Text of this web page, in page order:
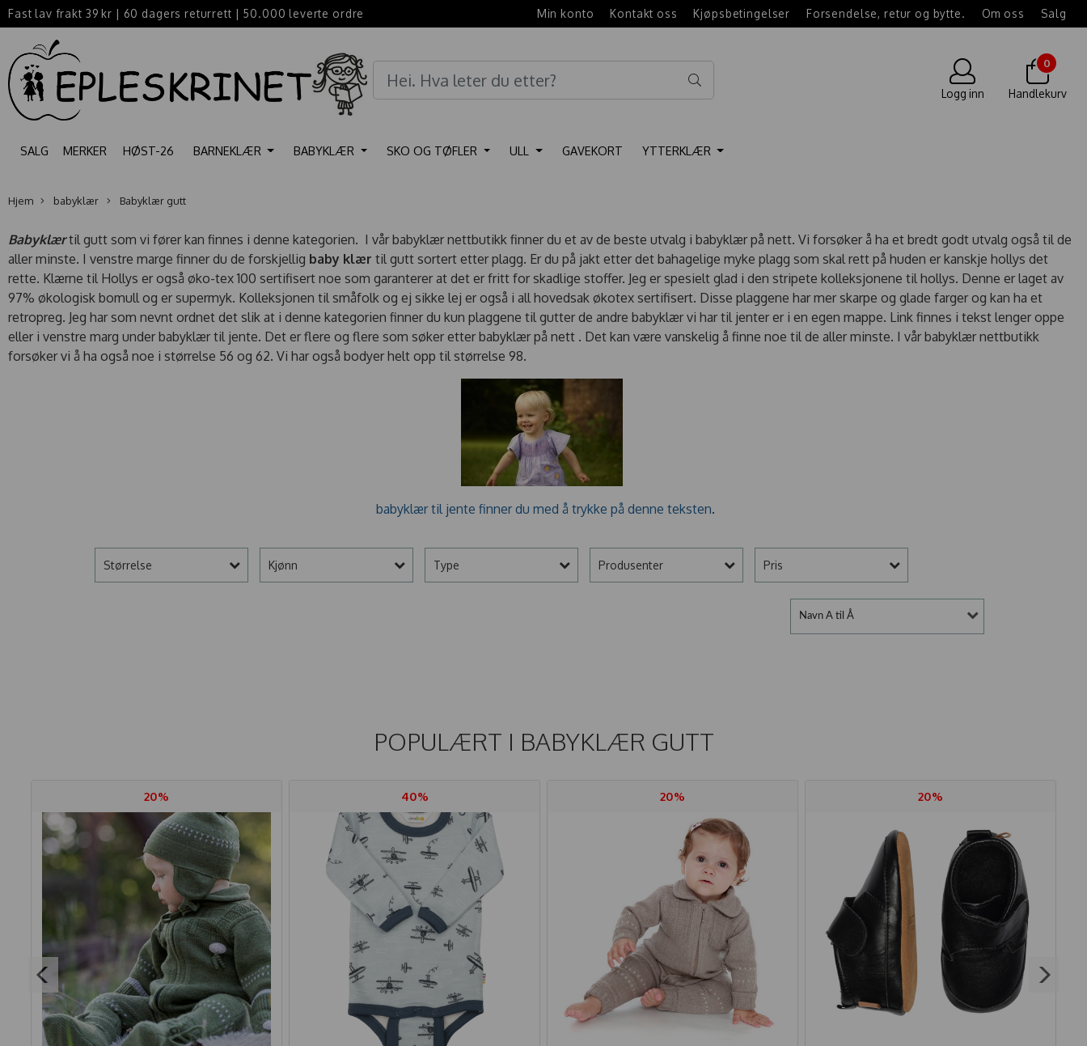
Fast lav frakt 39 kr | 60 dagers returrett | 50.000 leverte ordre Min konto Kontakt oss Kjøpsbetingelser Forsendelse, retur og bytte. Om oss Salg
Logg inn
0
Handlekurv
SALG MERKER HØST-26 BARNEKLÆR BABYKLÆR SKO OG TØFLER ULL GAVEKORT YTTERKLÆR
Hjem babyklær Babyklær gutt
Babyklærtil gutt som vi fører kan finnes i denne kategorien. I vår babyklær nettbutikk finner du et av de beste utvalg i babyklær på nett. Vi forsøker å ha et bredt godt utvalg også til de
aller minste. I venstre marge finner du de forskjellig baby klær til gutt sortert etter plagg. Er du på jakt etter det bahagelige myke plagg som skal rett på huden er kanskje hollys det
rette. Klærne til Hollys er også øko-tex 100 sertifisert noe som garanterer at det er fritt for skadlige stoffer. Jeg er spesielt glad i den stripete kolleksjonene til hollys. Denne er laget av
97% økologisk bomull og er supermyk. Kolleksjonen til småfolk og ej sikke lej er også i all hovedsak økotex sertifisert. Disse plaggene har mer skarpe og glade farger og kan ha et
retropreg. Jeg har som nevnt ordnet det slik at i denne kategorien finner du kun plaggene til gutter de andre babyklær vi har til jenter er i en egen mappe. Link finnes i tekst lenger oppe
eller i venstre marg under babyklær til jente. Det er flere og flere som søker etter babyklær på nett . Det kan være vanskelig å finne noe til de aller minste. I vår babyklær nettbutikk
forsøker vi å ha også noe i størrelse 56 og 62. Vi har også bodyer helt opp til størrelse 98.
babyklær til jente finner du med å trykke på denne teksten.
Størrelse Kjønn Type Produsenter Pris
Navn A til Å
POPULÆRT I BABYKLÆR GUTT
20% 40% 20% 20%